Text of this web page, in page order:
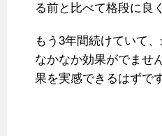
る前と比べて格段に良
もう3年間続けていて
なかなか効果がでませ
果を実感できるはずです